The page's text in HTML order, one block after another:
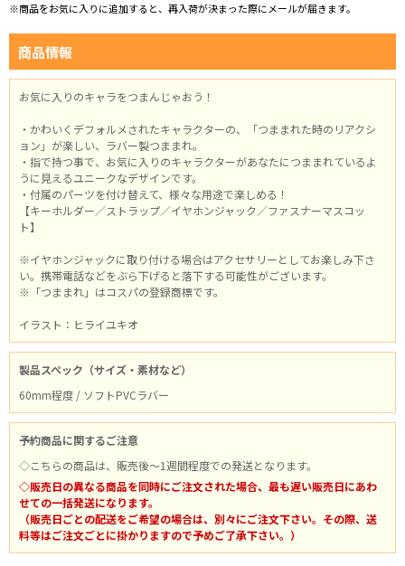
※商品をお気に入りに追加すると、再入荷が決まった際にメールが届きます。
商品情報
お気に入りのキャラをつまんじゃおう！
・かわいくデフォルメされたキャラクターの、「つままれた時のリアクシ
ョン」が楽しい、ラバー製つままれ。
・指で持つ事で、お気に入りのキャラクターがあなたにつままれているよ
うに見えるユニークなデザインです。
・付属のパーツを付け替えて、様々な用途で楽しめる！
【キーホルダー／ストラップ／イヤホンジャック／ファスナーマスコッ
ト】
※イヤホンジャックに取り付ける場合はアクセサリーとしてお楽しみ下さ
い。携帯電話などをぶら下げると落下する可能性がございます。
※「つままれ」はコスパの登録商標です。
イラスト：ヒライユキオ
製品スペック（サイズ・素材など）
60mm程度 / ソフトPVCラバー
予約商品に関するご注意
◇こちらの商品は、販売後～1週間程度での発送となります。
◇販売日の異なる商品を同時にご注文された場合、最も遅い販売日にあわ
せての一括発送になります。
（販売日ごとの配送をご希望の場合は、別々にご注文下さい。その際、送
料等はご注文ごとに掛かりますので予めご了承下さい。）